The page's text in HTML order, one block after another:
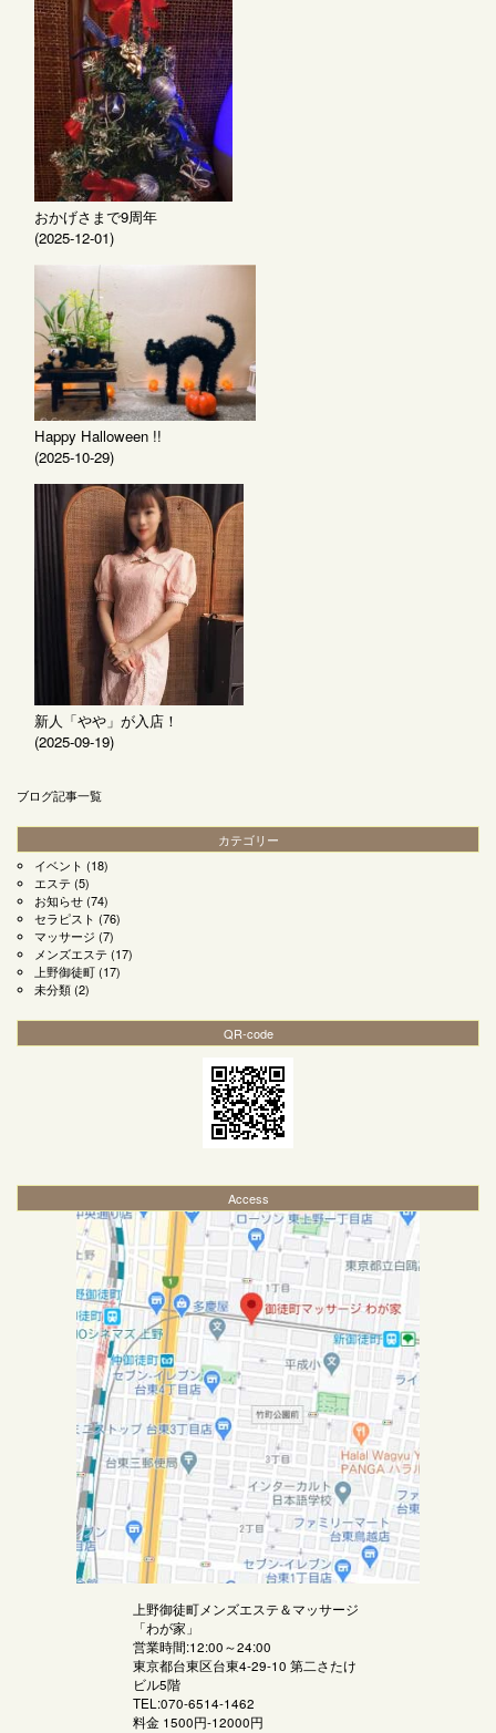
おかげさまで9周年
(2025-12-01)
Happy Halloween !!
(2025-10-29)
新人「やや」が入店！
(2025-09-19)
ブログ記事一覧
カテゴリー
イベント (18)
エステ (5)
お知らせ(74)
セラピスト (76)
マッサージ (7)
メンズエステ (17)
上野御徒町(17)
未分類(2)
QR-code
Access
上野御徒町メンズエステ＆マッサージ
「わが家 」
営業時間:12:00～24:00
東京都台東区台東4-29-10 第二さたけ
ビル5階
TEL:070-6514-1462
料金 1500円-12000円